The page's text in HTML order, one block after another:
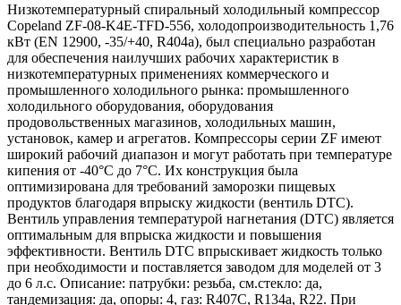
Низкотемпературный спиральный холодильный компрессор
Copeland ZF-08-K4E-TFD-556, холодопроизводительность 1,76
кВт (EN 12900, -35/+40, R404a), был специально разработан
для обеспечения наилучших рабочих характеристик в
низкотемпературных применениях коммерческого и
промышленного холодильного рынка: промышленного
холодильного оборудования, оборудования
продовольственных магазинов, холодильных машин,
установок, камер и агрегатов. Компрессоры серии ZF имеют
широкий рабочий диапазон и могут работать при температуре
кипения от -40°C до 7°C. Их конструкция была
оптимизирована для требований заморозки пищевых
продуктов благодаря впрыску жидкости (вентиль DTC).
Вентиль управления температурой нагнетания (DTC) является
оптимальным для впрыска жидкости и повышения
эффективности. Вентиль DTC впрыскивает жидкость только
при необходимости и поставляется заводом для моделей от 3
до 6 л.с. Описание: патрубки: резьба, см.стекло: да,
тандемизация: да, опоры: 4, газ: R407C, R134a, R22. При